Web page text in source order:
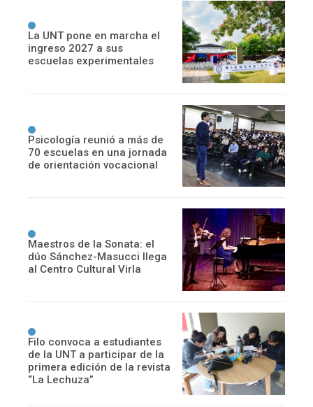
La UNT pone en marcha el
ingreso 2027 a sus
escuelas experimentales
Psicología reunió a más de
70 escuelas en una jornada
de orientación vocacional
Maestros de la Sonata: el
dúo Sánchez-Masucci llega
al Centro Cultural Virla
Filo convoca a estudiantes
de la UNT a participar de la
primera edición de la revista
“La Lechuza”